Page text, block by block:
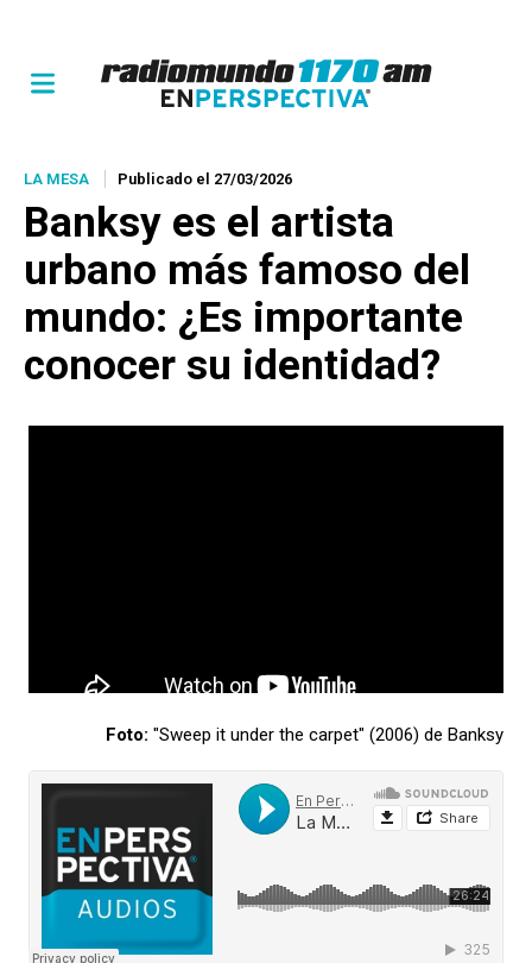
LA MESA Publicado el 27/03/2026
Banksy es el artista
urbano más famoso del
mundo: ¿Es importante
conocer su identidad?
Foto: "Sweep it under the carpet" (2006) de Banksy